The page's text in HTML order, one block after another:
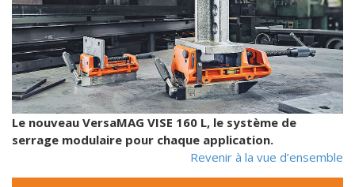
Le nouveau VersaMAG VISE 160 L, le système de
serrage modulaire pour chaque application.
Revenir à la vue d’ensemble